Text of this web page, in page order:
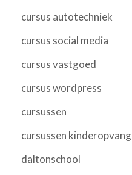
cursus autotechniek
cursus social media
cursus vastgoed
cursus wordpress
cursussen
cursussen kinderopvang
daltonschool